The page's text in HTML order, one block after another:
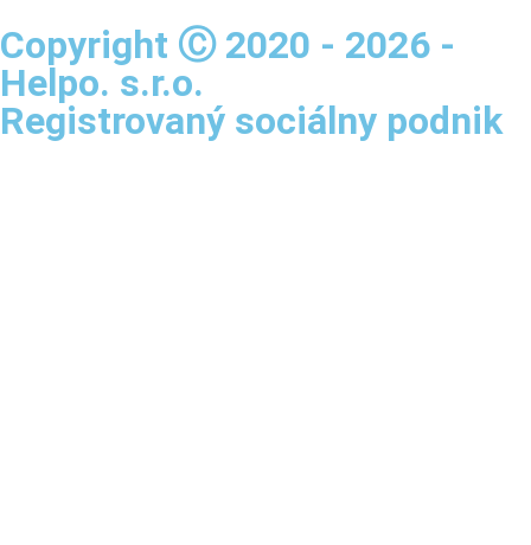
Copyright Ⓒ 2020 - 2026 -
Helpo. s.r.o.
Registrovaný sociálny podnik